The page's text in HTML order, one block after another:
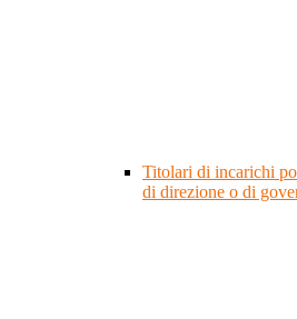
Titolari di incarichi
di direzione o di